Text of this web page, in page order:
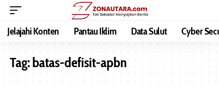
Jelajahi Konten Pantau Iklim Data Sulut Cyber
Tag:batas-defisit-apbn